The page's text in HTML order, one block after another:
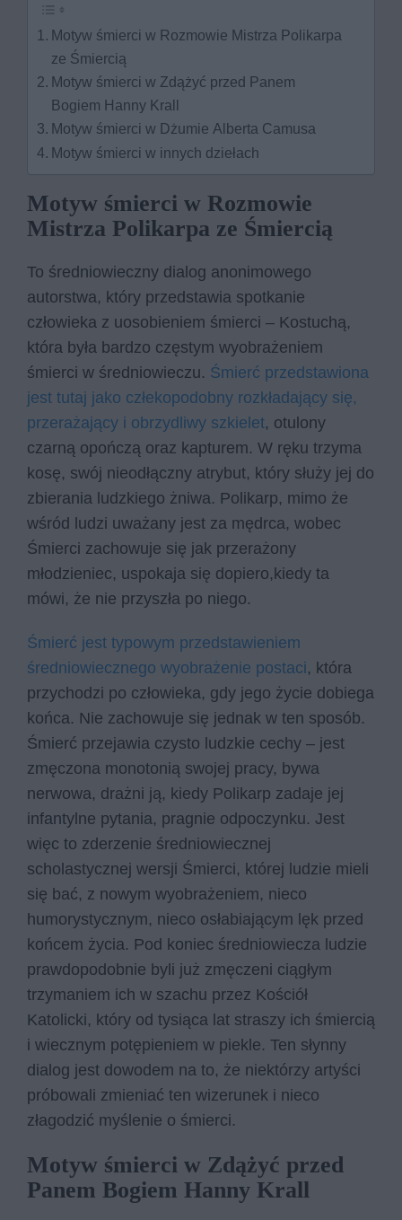
Motyw śmierci w Rozmowie Mistrza Polikarpa
ze Śmiercią
Motyw śmierci w Zdążyć przed Panem
Bogiem Hanny Krall
Motyw śmierci w Dżumie Alberta Camusa
Motyw śmierci w innych dziełach
Motyw śmierci w Rozmowie
Mistrza Polikarpa ze Śmiercią
To średniowieczny dialog anonimowego
autorstwa, który przedstawia spotkanie
człowieka z uosobieniem śmierci – Kostuchą,
która była bardzo częstym wyobrażeniem
śmierci w średniowieczu. Śmierć przedstawiona
jest tutaj jako człekopodobny rozkładający się,
przerażający i obrzydliwy szkielet, otulony
czarną opończą oraz kapturem. W ręku trzyma
kosę, swój nieodłączny atrybut, który służy jej do
zbierania ludzkiego żniwa. Polikarp, mimo że
wśród ludzi uważany jest za mędrca, wobec
Śmierci zachowuje się jak przerażony
młodzieniec, uspokaja się dopiero,kiedy ta
mówi, że nie przyszła po niego.
Śmierć jest typowym przedstawieniem
średniowiecznego wyobrażenie postaci, która
przychodzi po człowieka, gdy jego życie dobiega
końca. Nie zachowuje się jednak w ten sposób.
Śmierć przejawia czysto ludzkie cechy – jest
zmęczona monotonią swojej pracy, bywa
nerwowa, drażni ją, kiedy Polikarp zadaje jej
infantylne pytania, pragnie odpoczynku. Jest
więc to zderzenie średniowiecznej
scholastycznej wersji Śmierci, której ludzie mieli
się bać, z nowym wyobrażeniem, nieco
humorystycznym, nieco osłabiającym lęk przed
końcem życia. Pod koniec średniowiecza ludzie
prawdopodobnie byli już zmęczeni ciągłym
trzymaniem ich w szachu przez Kościół
Katolicki, który od tysiąca lat straszy ich śmiercią
i wiecznym potępieniem w piekle. Ten słynny
dialog jest dowodem na to, że niektórzy artyści
próbowali zmieniać ten wizerunek i nieco
złagodzić myślenie o śmierci.
Motyw śmierci w Zdążyć przed
Panem Bogiem Hanny Krall